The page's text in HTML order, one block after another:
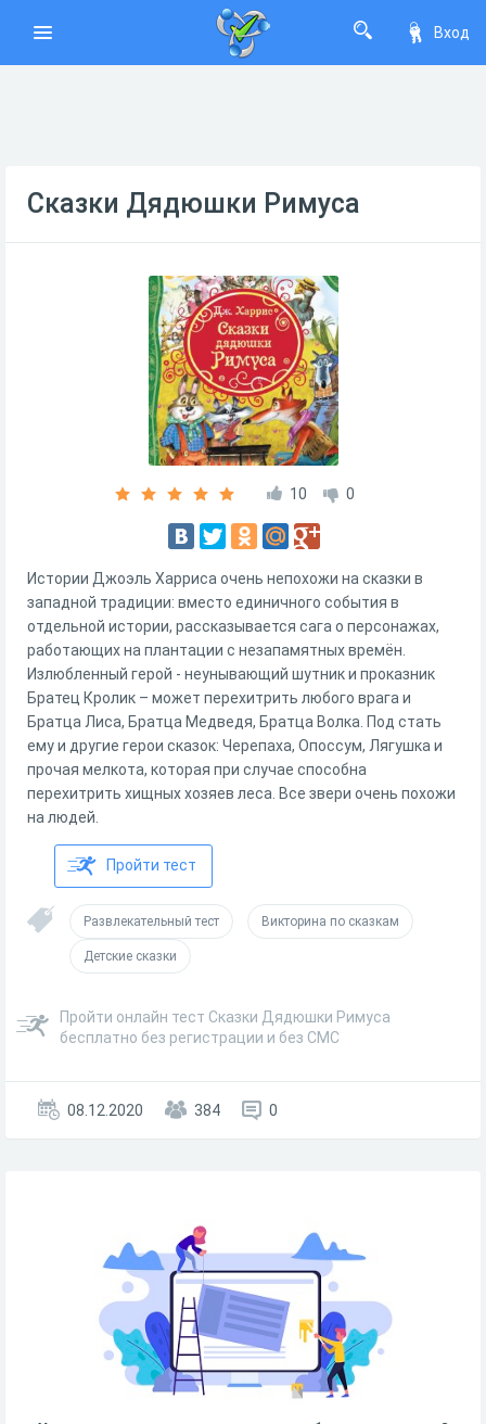
Вход
Сказки Дядюшки Римуса
10 0
Истории Джоэль Харриса очень непохожи на сказки в
западной традиции: вместо единичного события в
отдельной истории, рассказывается сага о персонажах,
работающих на плантации с незапамятных времён.
Излюбленный герой - неунывающий шутник и проказник
Братец Кролик – может перехитрить любого врага и
Братца Лиса, Братца Медведя, Братца Волка. Под стать
ему и другие герои сказок: Черепаха, Опоссум, Лягушка и
прочая мелкота, которая при случае способна
перехитрить хищных хозяев леса. Все звери очень похожи
на людей.
Пройти тест
Развлекательный тест Викторина по сказкам
Детские сказки
Пройти онлайн тест Сказки Дядюшки Римуса
бесплатно без регистрации и без СМС
08.12.2020 384 0